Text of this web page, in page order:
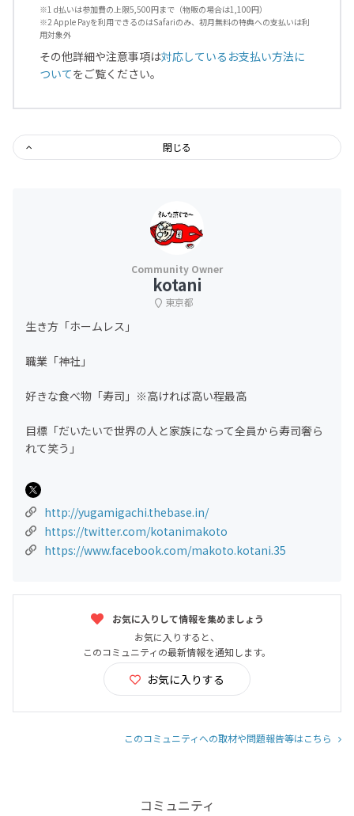
※1 d払いは参加費の上限5,500円まで（物販の場合は1,100円）
※2 Apple Payを利用できるのはSafariのみ、初月無料の特典への支払いは利
用対象外
その他詳細や注意事項は対応しているお支払い方法に
ついてをご覧ください。
閉じる
kotani
東京都
生き方「ホームレス」
職業「神社」
好きな食べ物「寿司」※高ければ高い程最高
目標「だいたいで世界の人と家族になって全員から寿司奢ら
れて笑う」
http://yugamigachi.thebase.in/
https://twitter.com/kotanimakoto
https://www.facebook.com/makoto.kotani.35
お気に入りして情報を集めましょう
お気に入りすると、
このコミュニティの最新情報を通知します。
お気に入りする
このコミュニティへの取材や問題報告等はこちら
コミュニティ